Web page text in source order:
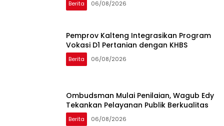
Berita 06/08/2026
Pemprov Kalteng Integrasikan Program
Vokasi D1 Pertanian dengan KHBS
Berita 06/08/2026
Ombudsman Mulai Penilaian, Wagub Edy
Tekankan Pelayanan Publik Berkualitas
Berita 06/08/2026